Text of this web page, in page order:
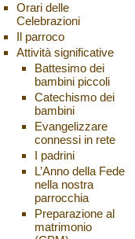
Orari delle
Celebrazioni
Il parroco
Attività significative
Battesimo dei
bambini piccoli
Catechismo dei
bambini
Evangelizzare
connessi in rete
I padrini
L’Anno della Fede
nella nostra
parrocchia
Preparazione al
matrimonio